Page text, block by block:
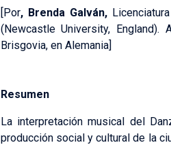
[Por, Brenda Galván,
(Newcastle University,
Brisgovia, en Alemania]
Resumen
La interpretación musical del
producción social y cultural de la